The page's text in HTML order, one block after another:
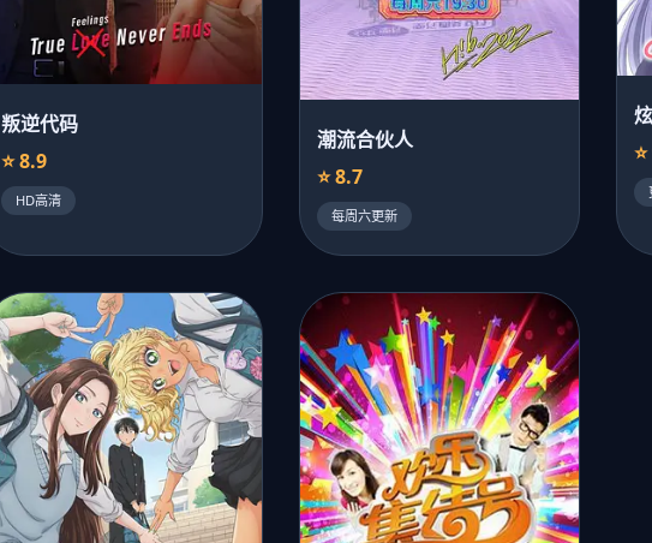
叛逆代码
⭐ 8.9
HD高清
潮流合伙人
⭐ 8.7
每周六更新